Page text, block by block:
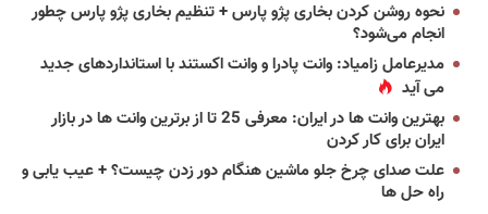
نحوه روشن کردن بخاری پژو پارس + تنظیم بخاری پژو پارس چطور
انجام می‌شود؟
مدیرعامل زامیاد: وانت پادرا و وانت اکستند با استانداردهای جدید
می آید
بهترین وانت ها در ایران: معرفی 25 تا از برترین وانت ها در بازار
ایران برای کار کردن
علت صدای چرخ جلو ماشین هنگام دور زدن چیست؟ + عیب یابی و
راه حل ها